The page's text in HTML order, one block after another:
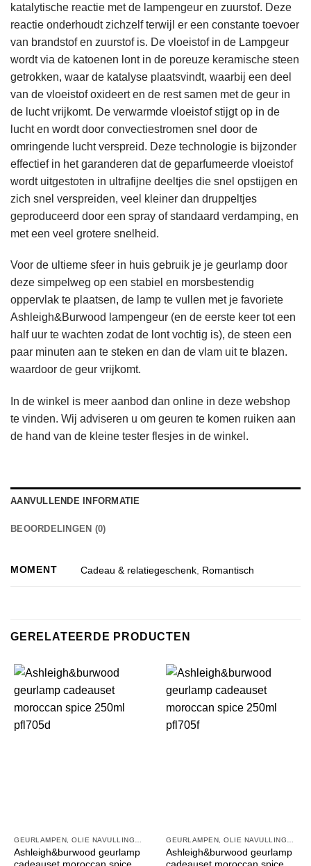
katalytische reactie met de lampengeur en zuurstof. Deze
reactie onderhoudt zichzelf terwijl er een constante toevoer
van brandstof en zuurstof is. De vloeistof in de Lampgeur
wordt via de katoenen lont in de poreuze keramische steen
getrokken, waar de katalyse plaatsvindt, waarbij een deel
van de vloeistof oxideert en de rest samen met de geur in
de lucht vrijkomt. De verwarmde vloeistof stijgt op in de
lucht en wordt door convectiestromen snel door de
omringende lucht verspreid. Deze technologie is bijzonder
effectief in het garanderen dat de geparfumeerde vloeistof
wordt uitgestoten in ultrafijne deeltjes die snel opstijgen en
zich snel verspreiden, veel kleiner dan druppeltjes
geproduceerd door een spray of standaard verdamping, en
met een veel grotere snelheid.
Voor de ultieme sfeer in huis gebruik je je geurlamp door
deze simpelweg op een stabiel en morsbestendig
oppervlak te plaatsen, de lamp te vullen met je favoriete
Ashleigh&Burwood lampengeur (en de eerste keer tot een
half uur te wachten zodat de lont vochtig is), de steen een
paar minuten aan te steken en dan de vlam uit te blazen.
waardoor de geur vrijkomt.
In de winkel is meer aanbod dan online in deze webshop
te vinden. Wij adviseren u om geuren te komen ruiken aan
de hand van de kleine tester flesjes in de winkel.
AANVULLENDE INFORMATIE
BEOORDELINGEN (0)
MOMENT Cadeau & relatiegeschenk Romantisch
GERELATEERDE PRODUCTEN
GEURLAMPEN, OLIE NAVULLINGEN EN GEURSTOKJES
Ashleigh&burwood geurlamp
GEURLAMPEN, OLIE NAVULLINGEN EN GEURSTOKJES
Ashleigh&burwood geurlamp